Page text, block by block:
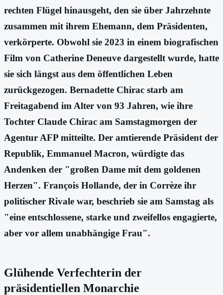
rechten Flügel hinausgeht, den sie über Jahrzehnte
zusammen mit ihrem Ehemann, dem Präsidenten,
verkörperte. Obwohl sie 2023 in einem biografischen
Film von Catherine Deneuve dargestellt wurde, hatte
sie sich längst aus dem öffentlichen Leben
zurückgezogen. Bernadette Chirac starb am
Freitagabend im Alter von 93 Jahren, wie ihre
Tochter Claude Chirac am Samstagmorgen der
Agentur AFP mitteilte. Der amtierende Präsident der
Republik, Emmanuel Macron, würdigte das
Andenken der "großen Dame mit dem goldenen
Herzen". François Hollande, der in Corrèze ihr
politischer Rivale war, beschrieb sie am Samstag als
"eine entschlossene, starke und zweifellos engagierte,
aber vor allem unabhängige Frau".
Glühende Verfechterin der
präsidentiellen Monarchie